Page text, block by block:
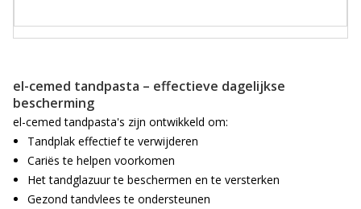
el-cemed tandpasta – effectieve dagelijkse
bescherming
el-cemed tandpasta's zijn ontwikkeld om:
Tandplak effectief te verwijderen
Cariës te helpen voorkomen
Het tandglazuur te beschermen en te versterken
Gezond tandvlees te ondersteunen